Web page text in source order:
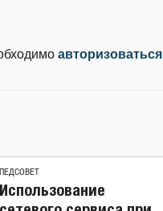
авторизоваться
ПЕДСОВЕТ
Использование